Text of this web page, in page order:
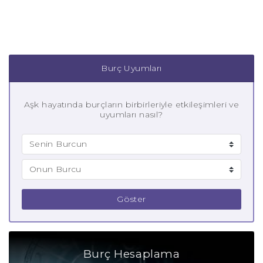
Burç Uyumları
Aşk hayatında burçların birbirleriyle etkileşimleri ve
uyumları nasıl?
Göster
Burç Hesaplama